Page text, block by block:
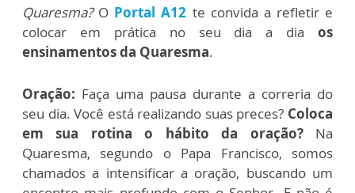
Quaresma? O Portal A12 te convida a refletir e
colocar em prática no seu dia a dia os
ensinamentos da Quaresma.
Oração: Faça uma pausa durante a correria do
seu dia. Você está realizando suas preces? Coloca
em sua rotina o hábito da oração? Na
Quaresma, segundo o Papa Francisco, somos
chamados a intensificar a oração, buscando um